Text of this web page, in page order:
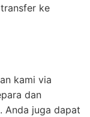
ke
kami via
dan
Anda juga dapat